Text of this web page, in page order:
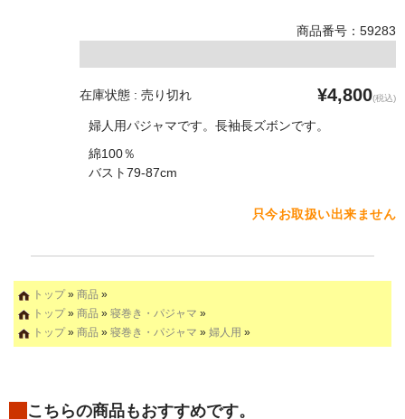
商品番号：59283
在庫状態 : 売り切れ ¥4,800(税込)
婦人用パジャマです。長袖長ズボンです。
綿100％
バスト79-87cm
只今お取扱い出来ません
トップ» 商品 »
トップ» 商品 » 寝巻き・パジャマ »
トップ» 商品 » 寝巻き・パジャマ » 婦人用 »
こちらの商品もおすすめです。